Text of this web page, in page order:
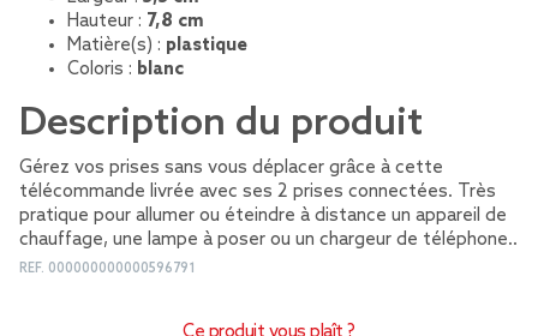
Hauteur : 7,8 cm
Matière(s) : plastique
Coloris : blanc
Description du produit
Gérez vos prises sans vous déplacer grâce à cette
télécommande livrée avec ses 2 prises connectées. Très
pratique pour allumer ou éteindre à distance un appareil de
chauffage, une lampe à poser ou un chargeur de téléphone..
REF. 000000000000596791